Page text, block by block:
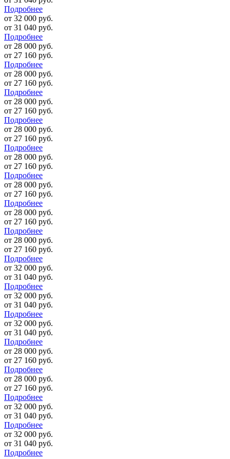
Подробнее
от 32 000 руб.
от 31 040 руб.
Подробнее
от 28 000 руб.
от 27 160 руб.
Подробнее
от 28 000 руб.
от 27 160 руб.
Подробнее
от 28 000 руб.
от 27 160 руб.
Подробнее
от 28 000 руб.
от 27 160 руб.
Подробнее
от 28 000 руб.
от 27 160 руб.
Подробнее
от 28 000 руб.
от 27 160 руб.
Подробнее
от 28 000 руб.
от 27 160 руб.
Подробнее
от 28 000 руб.
от 27 160 руб.
Подробнее
от 32 000 руб.
от 31 040 руб.
Подробнее
от 32 000 руб.
от 31 040 руб.
Подробнее
от 32 000 руб.
от 31 040 руб.
Подробнее
от 28 000 руб.
от 27 160 руб.
Подробнее
от 28 000 руб.
от 27 160 руб.
Подробнее
от 32 000 руб.
от 31 040 руб.
Подробнее
от 32 000 руб.
от 31 040 руб.
Подробнее